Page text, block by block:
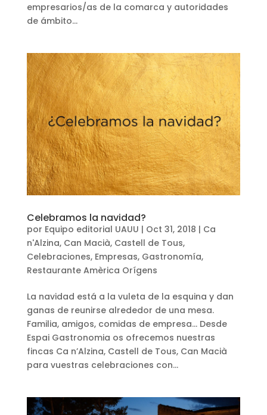
empresarios/as de la comarca y autoridades
de ámbito...
Celebramos la navidad?
por Equipo editorial UAUU | Oct 31, 2018 | Ca
n'Alzina, Can Macià, Castell de Tous,
Celebraciones, Empresas, Gastronomía,
Restaurante Amèrica Orígens
La navidad está a la vuleta de la esquina y dan
ganas de reunirse alrededor de una mesa.
Familia, amigos, comidas de empresa… Desde
Espai Gastronomia os ofrecemos nuestras
fincas Ca n’Alzina, Castell de Tous, Can Macià
para vuestras celebraciones con...